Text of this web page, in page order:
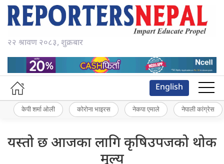
२२ श्रावण २०८३, शुक्रबार
English
केपी शर्मा ओली कोरोना भाइरस नेकपा एमाले नेपाली कांग्रेस
यस्तो छ आजका लागि कृषिउपजको थोक
मूल्य